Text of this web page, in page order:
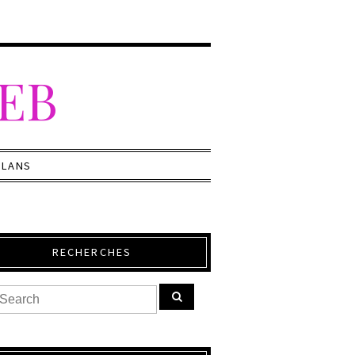
RECHERCHES